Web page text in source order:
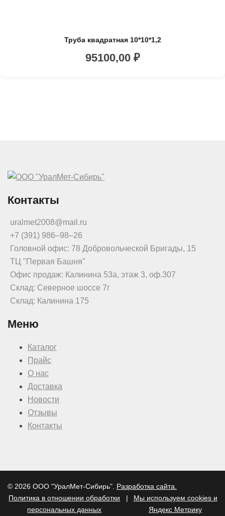
Труба квадратная 10*10*1,2
95100,00 ₽
Контакты
uralmet2008@mail.ru
+7 (391) 986‒98‒26
Головной офис: 78 Добровольческой Бригады, 15
ТЦ "Первая Башня"
Офис продаж: Калинина 53а, этаж 3, оф.307
Склад: Северное шоссе 7г
Склад: Калинина 175
Меню
Каталог
Прайс
О нас
Доставка
Новости
Отзывы
Контакты
© 2026 ООО "УралМет-Сибирь". Разработка сайта.
Политика в отношении обработки
персональных данных
|
Мы используем cookies и
Яндекс Метрику